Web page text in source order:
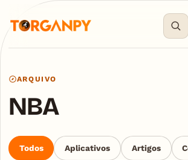
ARQUIVO
NBA
Todos Aplicativos Artigos